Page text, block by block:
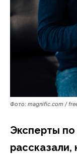
Фото: magnific.com /
Эксперты
рассказали,